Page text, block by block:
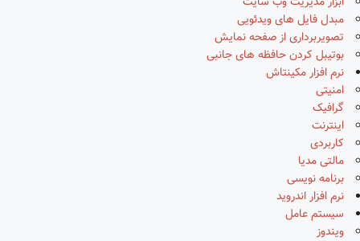
مبدل فایل های ویدئویی
تصویربرداری از صفحه نمایش
بوتیبل کردن حافظه های جانبی
نرم افزار مکینتاش
امنیتی
گرافیک
اینترنت
کاربردی
مالتی مدیا
برنامه نویسی
نرم افزار اندروید
سیستم عامل
ویندوز